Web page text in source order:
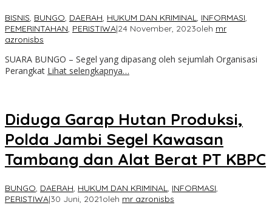
BISNIS, BUNGO, DAERAH, HUKUM DAN KRIMINAL, INFORMASI,
PEMERINTAHAN, PERISTIWA|24 November, 2023oleh mr
azronisbs
SUARA BUNGO – Segel yang dipasang oleh sejumlah Organisasi
Perangkat Lihat selengkapnya…
Diduga Garap Hutan Produksi,
Polda Jambi Segel Kawasan
Tambang dan Alat Berat PT KBPC
BUNGO, DAERAH, HUKUM DAN KRIMINAL, INFORMASI,
PERISTIWA|30 Juni, 2021oleh mr azronisbs